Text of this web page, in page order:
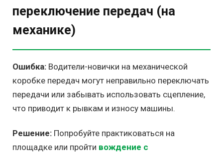
переключение передач (на
механике)
Ошибка: Водители-новички на механической
коробке передач могут неправильно переключать
передачи или забывать использовать сцепление,
что приводит к рывкам и износу машины.
Решение: Попробуйте практиковаться на
площадке или пройти вождение с